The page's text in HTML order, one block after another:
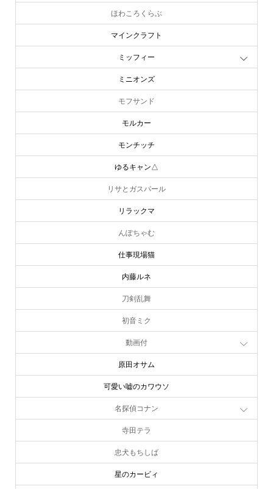
ほわころくらぶ
マインクラフト
ミッフィー
ミニオンズ
モフサンド
モルカー
モンチッチ
ゆるキャン△
リサとガスパール
リラックマ
んぽちゃむ
仕事現場猫
内藤ルネ
刀剣乱舞
初音ミク
動画付
原田オサム
可愛い嘘のカワウソ
名探偵コナン
寺田テラ
忠犬もちしば
星のカービィ